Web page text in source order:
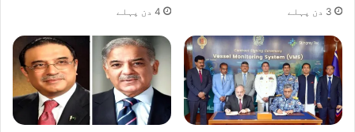
3 دن پہلے 4 دن پہلے